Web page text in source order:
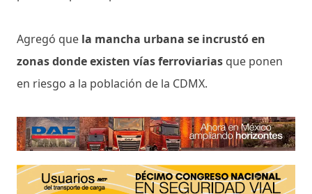
Agregó que la mancha urbana se incrustó en
zonas donde existen vías ferroviarias que ponen
en riesgo a la población de la CDMX.